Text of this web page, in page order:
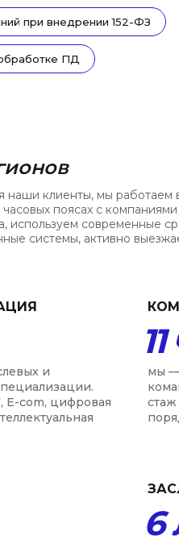
при внедрении 152-ФЗ
ПД
наши клиенты, мы работаем
поясах с
используем современные
системы, активно
и
com, цифровая
мы —
6